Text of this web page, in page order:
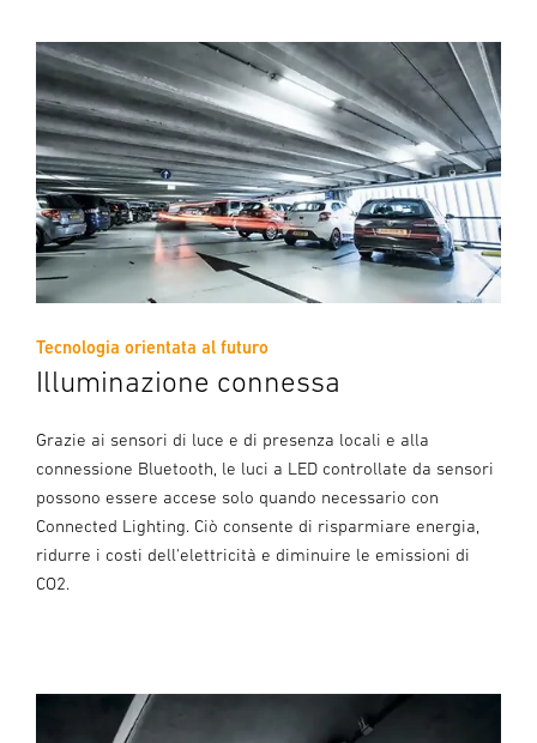
Tecnologia orientata al futuro
Illuminazione connessa
Grazie ai sensori di luce e di presenza locali e alla
connessione Bluetooth, le luci a LED controllate da sensori
possono essere accese solo quando necessario con
Connected Lighting. Ciò consente di risparmiare energia,
ridurre i costi dell'elettricità e diminuire le emissioni di
CO2.